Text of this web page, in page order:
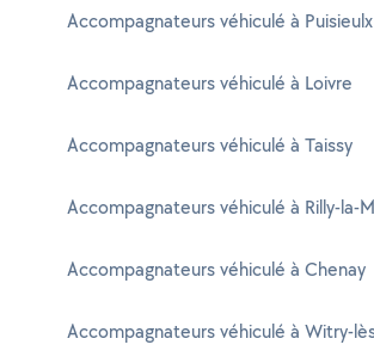
Accompagnateurs véhiculé à Puisieulx
Accompagnateurs véhiculé à Loivre
Accompagnateurs véhiculé à Taissy
Accompagnateurs véhiculé à Rilly-la-
Accompagnateurs véhiculé à Chenay
Accompagnateurs véhiculé à Witry-